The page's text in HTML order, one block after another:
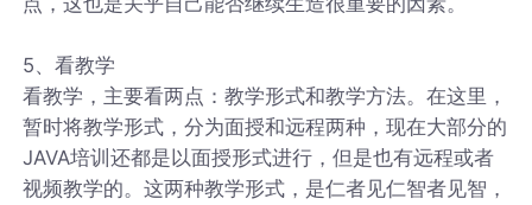
5、看教学
看教学，主要看两点：教学形式和教学方法。在这里，
暂时将教学形式，分为面授和远程两种，现在大部分的
JAVA培训还都是以面授形式进行，但是也有远程或者
视频教学的。这两种教学形式，是仁者见仁智者见智，